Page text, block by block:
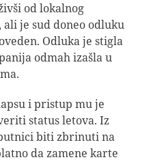
od lokalnog
je sud doneo odluku
Odluka je stigla
odmah izašla u
i pristup mu je
status letova. Iz
biti zbrinuti na
da zamene karte